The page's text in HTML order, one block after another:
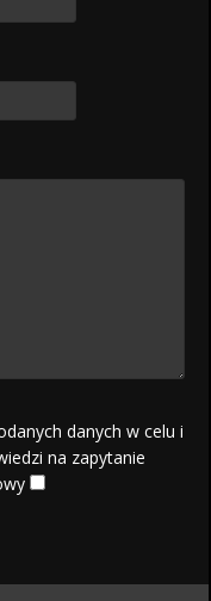
danych w celu i
na zapytanie